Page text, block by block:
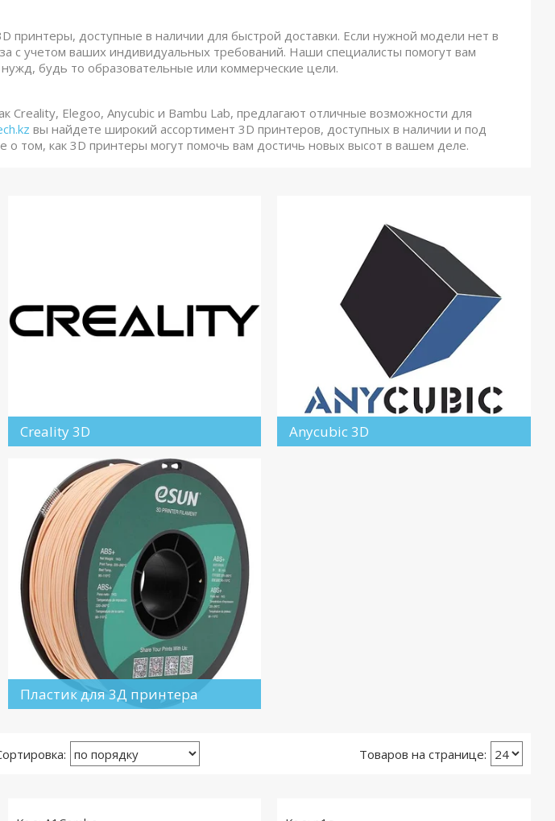
принтеры, доступные в наличии для быстрой доставки. Если нужной модели нет в
с учетом ваших индивидуальных требований. Наши специалисты помогут вам
будь то образовательные или коммерческие цели.
Creality, Elegoo, Anycubic и Bambu Lab, предлагают отличные возможности для
вы найдете широкий ассортимент 3D принтеров, доступных в наличии и под
о том, как 3D принтеры могут помочь вам достичь новых высот в вашем деле.
Creality 3D Anycubic 3D
Пластик для 3Д принтера